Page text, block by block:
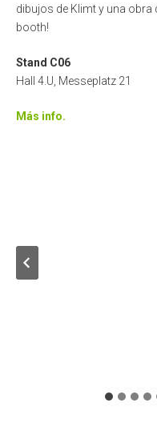
dibujos de Klimt y una obra
booth!
Stand C06
Hall 4.U, Messeplatz 21
Más info.